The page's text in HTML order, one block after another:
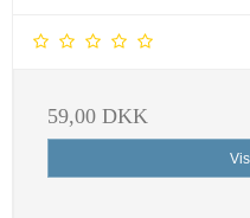
59,00 DKK